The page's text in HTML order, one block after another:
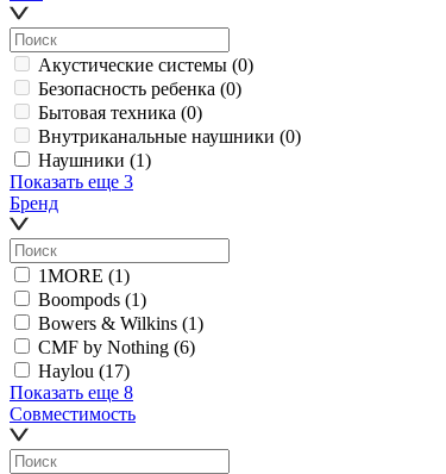
Акустические системы (0)
Безопасность ребенка (0)
Бытовая техника (0)
Внутриканальные наушники (0)
Наушники (1)
Показать еще 3
Бренд
1MORE (1)
Boompods (1)
Bowers & Wilkins (1)
CMF by Nothing (6)
Haylou (17)
Показать еще 8
Совместимость